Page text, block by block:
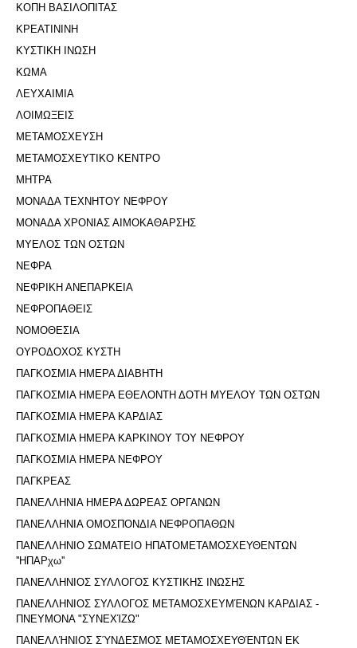
ΚΟΠΗ ΒΑΣΙΛΟΠΙΤΑΣ
ΚΡΕΑΤΙΝΙΝΗ
ΚΥΣΤΙΚΗ ΙΝΩΣΗ
ΚΩΜΑ
ΛΕΥΧΑΙΜΙΑ
ΛΟΙΜΩΞΕΙΣ
ΜΕΤΑΜΟΣΧΕΥΣΗ
ΜΕΤΑΜΟΣΧΕΥΤΙΚΟ ΚΕΝΤΡΟ
ΜΗΤΡΑ
ΜΟΝΑΔΑ ΤΕΧΝΗΤΟΥ ΝΕΦΡΟΥ
ΜΟΝΑΔΑ ΧΡΟΝΙΑΣ ΑΙΜΟΚΑΘΑΡΣΗΣ
ΜΥΕΛΟΣ ΤΩΝ ΟΣΤΩΝ
ΝΕΦΡΑ
ΝΕΦΡΙΚΗ ΑΝΕΠΑΡΚΕΙΑ
ΝΕΦΡΟΠΑΘΕΙΣ
ΝΟΜΟΘΕΣΙΑ
ΟΥΡΟΔΟΧΟΣ ΚΥΣΤΗ
ΠΑΓΚΟΣΜΙΑ ΗΜΕΡΑ ΔΙΑΒΗΤΗ
ΠΑΓΚΟΣΜΙΑ ΗΜΕΡΑ ΕΘΕΛΟΝΤΗ ΔΟΤΗ ΜΥΕΛΟΥ ΤΩΝ ΟΣΤΩΝ
ΠΑΓΚΟΣΜΙΑ ΗΜΕΡΑ ΚΑΡΔΙΑΣ
ΠΑΓΚΟΣΜΙΑ ΗΜΕΡΑ ΚΑΡΚΙΝΟΥ ΤΟΥ ΝΕΦΡΟΥ
ΠΑΓΚΟΣΜΙΑ ΗΜΕΡΑ ΝΕΦΡΟΥ
ΠΑΓΚΡΕΑΣ
ΠΑΝΕΛΛΗΝΙΑ ΗΜΕΡΑ ΔΩΡΕΑΣ ΟΡΓΑΝΩΝ
ΠΑΝΕΛΛΗΝΙΑ ΟΜΟΣΠΟΝΔΙΑ ΝΕΦΡΟΠΑΘΩΝ
ΠΑΝΕΛΛΗΝΙΟ ΣΩΜΑΤΕΙΟ ΗΠΑΤΟΜΕΤΑΜΟΣΧΕΥΘΕΝΤΩΝ
''ΗΠΑΡχω''
ΠΑΝΕΛΛΗΝΙΟΣ ΣΥΛΛΟΓΟΣ ΚΥΣΤΙΚΗΣ ΙΝΩΣΗΣ
ΠΑΝΕΛΛΗΝΙΟΣ ΣΥΛΛΟΓΟΣ ΜΕΤΑΜΟΣΧΕΥΜΈΝΩΝ ΚΑΡΔΙΑΣ -
ΠΝΕΥΜΟΝΑ "ΣΥΝΕΧΊΖΩ"
ΠΑΝΕΛΛΉΝΙΟΣ ΣΎΝΔΕΣΜΟΣ ΜΕΤΑΜΟΣΧΕΥΘΈΝΤΩΝ ΕΚ